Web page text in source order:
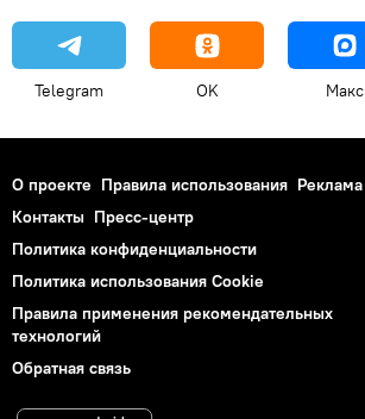
Telegram OK Макс
О проекте Правила использования Реклама
Контакты Пресс-центр
Политика конфиденциальности
Политика использования Cookie
Правила применения рекомендательных
технологий
Обратная связь